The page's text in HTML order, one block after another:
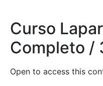
Curso
Completo /
Open to access this